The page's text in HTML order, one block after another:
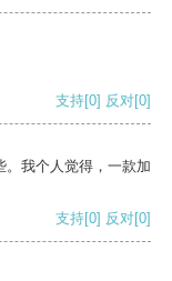
支持[0] 反对[0]
。我个人觉得，一款加
支持[0] 反对[0]